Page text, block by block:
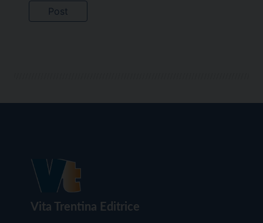
Vita Trentina Editrice